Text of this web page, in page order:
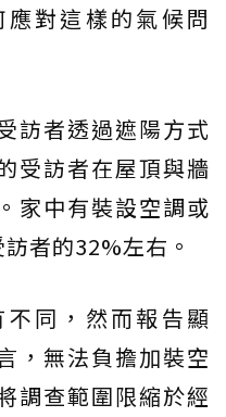
對這樣的氣候問
訪者透過遮陽方式
受訪者在屋頂與牆
家中有裝設空調或
者的32%左右。
同，然而報告顯
，無法負擔加裝空
調查範圍限縮於經